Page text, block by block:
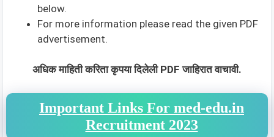
below.
For more information please read the given PDF
advertisement.
अधिक माहिती करिता कृपया दिलेली PDF जाहिरात वाचावी.
Important Links For med-edu.in
Recruitment 2023